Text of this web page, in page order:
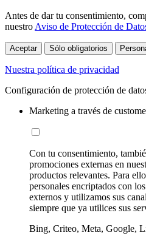
Antes de dar tu consentimiento,
nuestro Aviso de Protección de
Aceptar Sólo obligatorios
Nuestra política de privacidad
Configuración de protección de
Marketing a través de
Con tu consentimiento,
promociones externas en
productos relevantes. Para
personales encriptados con
externos y utilizamos sus
siempre que ya utilices sus
Bing, Criteo, Meta, Google,